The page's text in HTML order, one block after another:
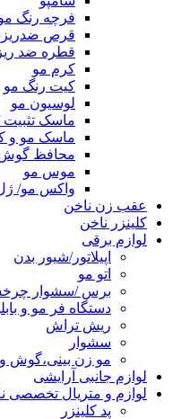
فرچه رنگ
قرص
قطره ضد
کرم مو
کیت رنگ مو
لوسیون مو
ماسک تثبیت
ماسک مو و
محافظ
موس مو
واکس مو/
عقب زن ناخن
کلینزر ناخن
لوازم برقی
اپیلاتور/شیور بدن
اتو مو
برس /سشوار
دستگاه فر مو و
ریش تراش
سشوار
مو زن بینی،گوش و
لوازم جانبی آرایشی
لوازم و متریال تخصصی
پد کلینزر